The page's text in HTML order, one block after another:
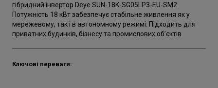
гібридний інвертор Deye SUN-18K-SG05LP3-EU-SM2.
Потужність 18 кВт забезпечує стабільне живлення як у
мережевому, так і в автономному режимі. Підходить для
приватних будинків, бізнесу та промислових об’єктів.
Ключові переваги: